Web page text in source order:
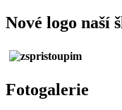
Nové logo naší
Fotogalerie